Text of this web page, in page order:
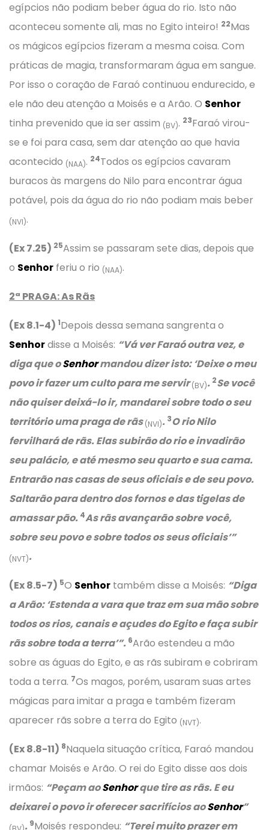
egípcios não podiam beber água do rio. Isto não
aconteceu somente ali, mas no Egito inteiro! 22Mas
os mágicos egípcios fizeram a mesma coisa. Com
práticas de magia, transformaram água em sangue.
Por isso o coração de Faraó continuou endurecido, e
ele não deu atenção a Moisés e a Arão. O Senhor
tinha prevenido que ia ser assim (BV). 23Faraó virou-
se e foi para casa, sem dar atenção ao que havia
acontecido (NAA). 24Todos os egípcios cavaram
buracos às margens do Nilo para encontrar água
potável, pois da água do rio não podiam mais beber
(NVI).
(Ex 7.25) 25Assim se passaram sete dias, depois que
o Senhor feriu o rio (NAA).
2ª PRAGA: As Rãs
(Ex 8.1-4) 1Depois dessa semana sangrenta o
Senhordisse a Moisés: “Vá ver Faraó outra vez, e
diga que oSenhormandou dizer isto: ‘Deixe o meu
povo ir fazer um culto para me servir(BV). 2Se você
não quiser deixá-lo ir, mandarei sobre todo o seu
território uma praga de rãs(NVI). 3O rio Nilo
fervilhará de rãs. Elas subirão do rio e invadirão
seu palácio, e até mesmo seu quarto e sua cama.
Entrarão nas casas de seus oficiais e de seu povo.
Saltarão para dentro dos fornos e das tigelas de
amassar pão. 4As rãs avançarão sobre você,
sobre seu povo e sobre todos os seus oficiais’”
(NVT).
(Ex 8.5-7) 5O Senhor também disse a Moisés: “Diga
a Arão: ‘Estenda a vara que traz em sua mão sobre
todos os rios, canais e açudes do Egito e faça subir
rãs sobre toda a terra’”. 6Arão estendeu a mão
sobre as águas do Egito, e as rãs subiram e cobriram
toda a terra. 7Os magos, porém, usaram suas artes
mágicas para imitar a praga e também fizeram
aparecer rãs sobre a terra do Egito (NVT).
(Ex 8.8-11) 8Naquela situação crítica, Faraó mandou
chamar Moisés e Arão. O rei do Egito disse aos dois
irmãos: “Peçam aoSenhorque tire as rãs. E eu
deixarei o povo ir oferecer sacrifícios aoSenhor”
. 9Moisés respondeu: “Terei muito prazer em